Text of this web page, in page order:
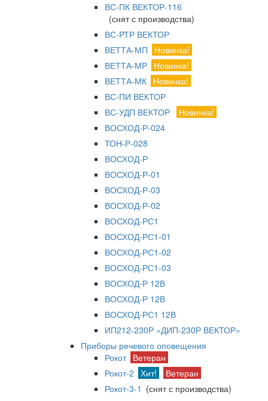
ВС-ПК ВЕКТОР-116
(снят с производства)
ВС-РТР ВЕКТОР
ВЕТТА-МП
Новинка!
ВЕТТА-МР Новинка!
ВЕТТА-МК Новинка!
ВС-ПИ ВЕКТОР
ВС-УДП ВЕКТОР
Новинка!
ВОСХОД-Р-024
ТОН-Р-028
ВОСХОД-Р
ВОСХОД-Р-01
ВОСХОД-Р-03
ВОСХОД-Р-02
ВОСХОД-РС1
ВОСХОД-РС1-01
ВОСХОД-РС1-02
ВОСХОД-РС1-03
ВОСХОД-Р 12В
ВОСХОД-Р 12В
ВОСХОД-РС1 12В
ИП212-230Р «ДИП-230Р ВЕКТОР»
Приборы речевого оповещения
Рокот Ветеран
Рокот-2 Хит!
Ветеран
Рокот-3-1 (снят с производства)